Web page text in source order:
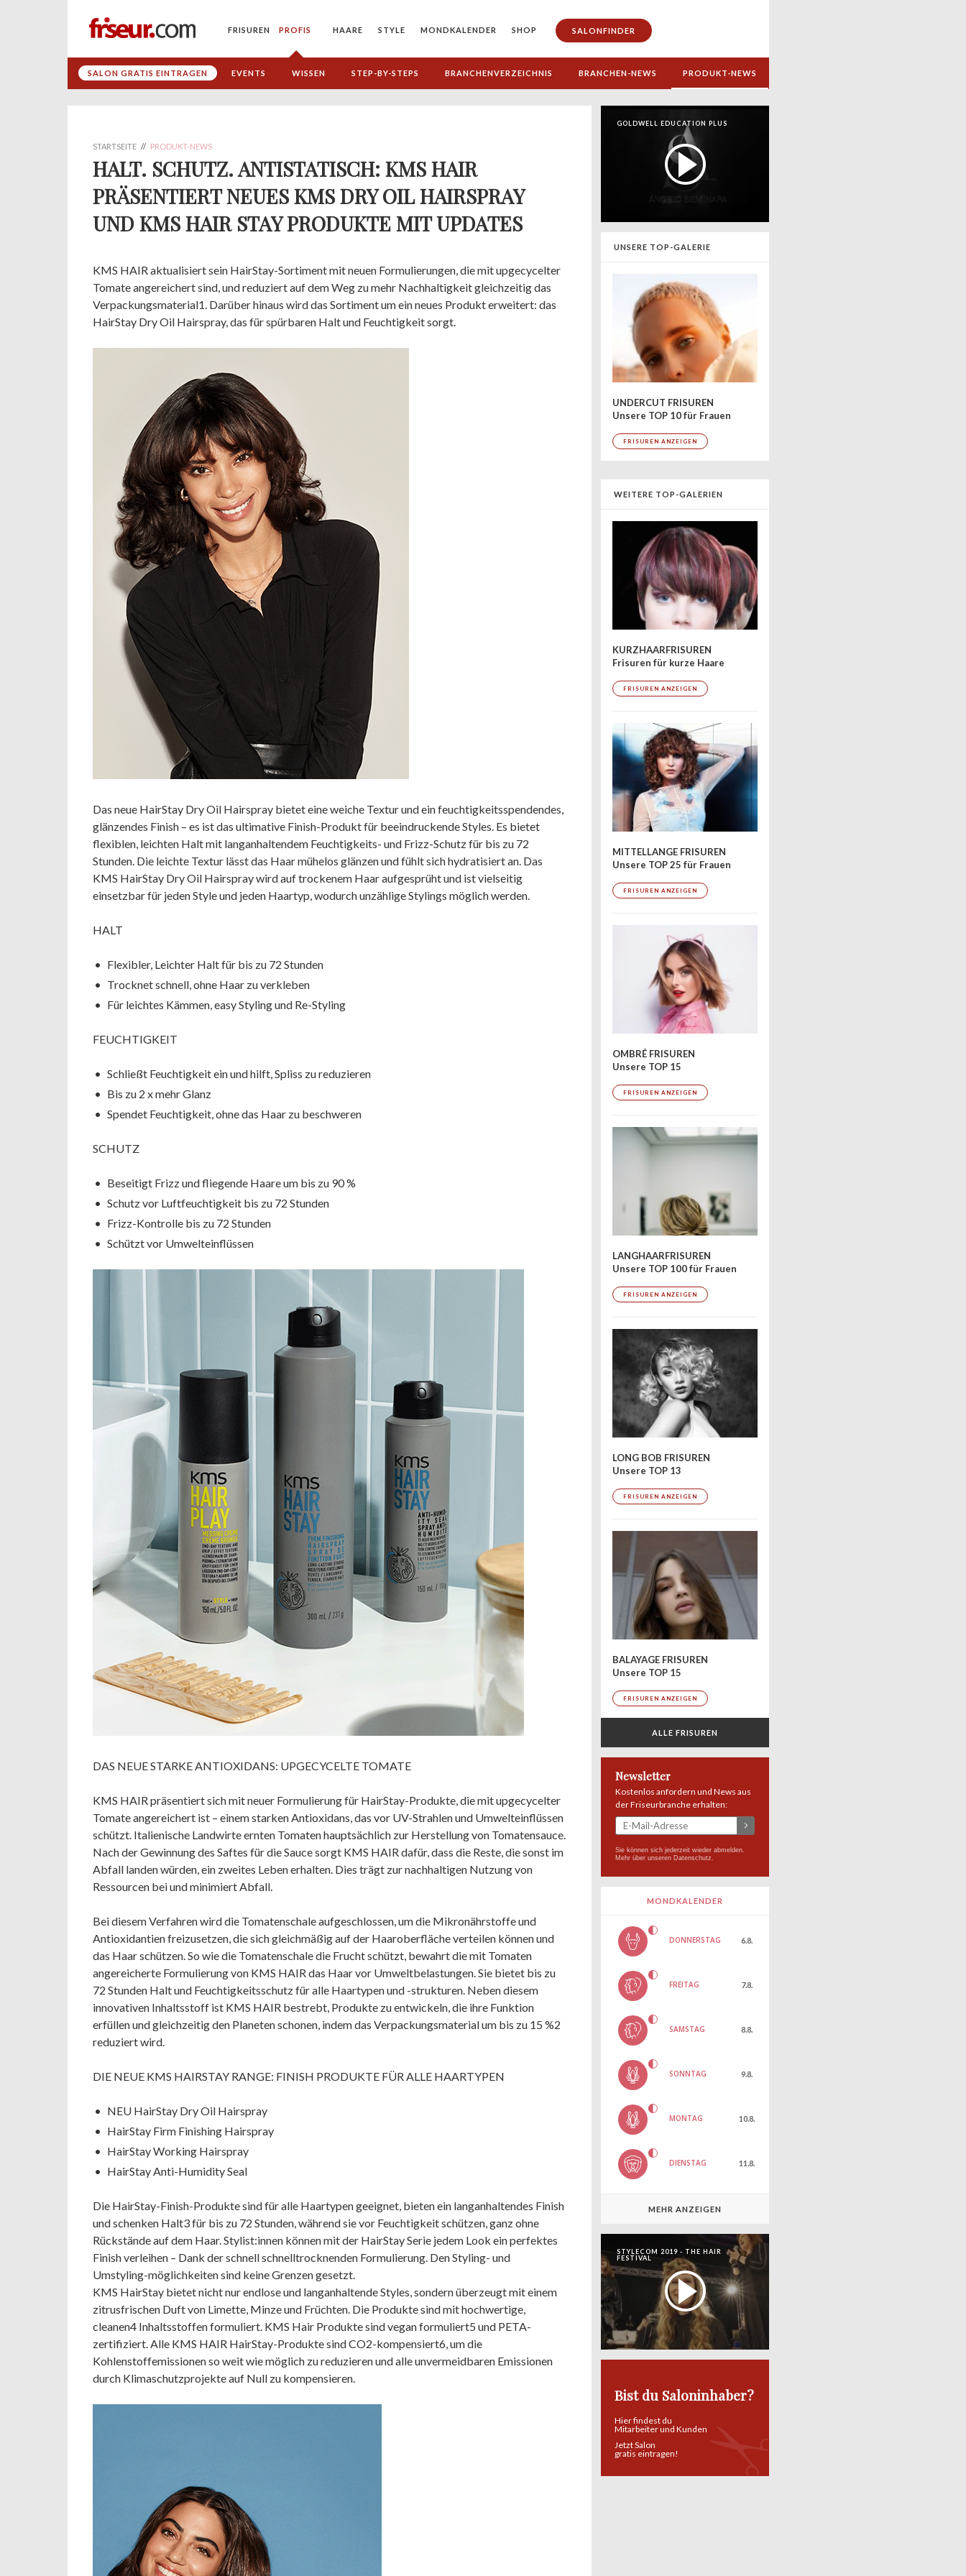
FRISUREN PROFIS HAARE STYLE MONDKALENDER SHOP SALONFINDER
SALON GRATIS EINTRAGEN EVENTS WISSEN STEP-BY-STEPS BRANCHENVERZEICHNIS BRANCHEN-NEWS PRODUKT-NEWS
STARTSEITE // PRODUKT-NEWS
HALT. SCHUTZ. ANTISTATISCH: KMS HAIR
PRÄSENTIERT NEUES KMS DRY OIL HAIRSPRAY
UND KMS HAIR STAY PRODUKTE MIT UPDATES
KMS HAIR aktualisiert sein HairStay-Sortiment mit neuen Formulierungen, die mit upgecycelter
Tomate angereichert sind, und reduziert auf dem Weg zu mehr Nachhaltigkeit gleichzeitig das
Verpackungsmaterial1. Darüber hinaus wird das Sortiment um ein neues Produkt erweitert: das
HairStay Dry Oil Hairspray, das für spürbaren Halt und Feuchtigkeit sorgt.
Das neue HairStay Dry Oil Hairspray bietet eine weiche Textur und ein feuchtigkeitsspendendes,
glänzendes Finish – es ist das ultimative Finish-Produkt für beeindruckende Styles. Es bietet
flexiblen, leichten Halt mit langanhaltendem Feuchtigkeits- und Frizz-Schutz für bis zu 72
Stunden. Die leichte Textur lässt das Haar mühelos glänzen und fühlt sich hydratisiert an. Das
KMS HairStay Dry Oil Hairspray wird auf trockenem Haar aufgesprüht und ist vielseitig
einsetzbar für jeden Style und jeden Haartyp, wodurch unzählige Stylings möglich werden.
HALT
Flexibler, Leichter Halt für bis zu 72 Stunden
Trocknet schnell, ohne Haar zu verkleben
Für leichtes Kämmen, easy Styling und Re-Styling
FEUCHTIGKEIT
Schließt Feuchtigkeit ein und hilft, Spliss zu reduzieren
Bis zu 2 x mehr Glanz
Spendet Feuchtigkeit, ohne das Haar zu beschweren
SCHUTZ
Beseitigt Frizz und fliegende Haare um bis zu 90 %
Schutz vor Luftfeuchtigkeit bis zu 72 Stunden
Frizz-Kontrolle bis zu 72 Stunden
Schützt vor Umwelteinflüssen
DAS NEUE STARKE ANTIOXIDANS: UPGECYCELTE TOMATE
KMS HAIR präsentiert sich mit neuer Formulierung für HairStay-Produkte, die mit upgecycelter
Tomate angereichert ist – einem starken Antioxidans, das vor UV-Strahlen und Umwelteinflüssen
schützt. Italienische Landwirte ernten Tomaten hauptsächlich zur Herstellung von Tomatensauce.
Nach der Gewinnung des Saftes für die Sauce sorgt KMS HAIR dafür, dass die Reste, die sonst im
Abfall landen würden, ein zweites Leben erhalten. Dies trägt zur nachhaltigen Nutzung von
Ressourcen bei und minimiert Abfall.
Bei diesem Verfahren wird die Tomatenschale aufgeschlossen, um die Mikronährstoffe und
Antioxidantien freizusetzen, die sich gleichmäßig auf der Haaroberfläche verteilen können und
das Haar schützen. So wie die Tomatenschale die Frucht schützt, bewahrt die mit Tomaten
angereicherte Formulierung von KMS HAIR das Haar vor Umweltbelastungen. Sie bietet bis zu
72 Stunden Halt und Feuchtigkeitsschutz für alle Haartypen und -strukturen. Neben diesem
innovativen Inhaltsstoff ist KMS HAIR bestrebt, Produkte zu entwickeln, die ihre Funktion
erfüllen und gleichzeitig den Planeten schonen, indem das Verpackungsmaterial um bis zu 15 %2
reduziert wird.
DIE NEUE KMS HAIRSTAY RANGE: FINISH PRODUKTE FÜR ALLE HAARTYPEN
NEU HairStay Dry Oil Hairspray
HairStay Firm Finishing Hairspray
HairStay Working Hairspray
HairStay Anti-Humidity Seal
Die HairStay-Finish-Produkte sind für alle Haartypen geeignet, bieten ein langanhaltendes Finish
und schenken Halt3 für bis zu 72 Stunden, während sie vor Feuchtigkeit schützen, ganz ohne
Rückstände auf dem Haar. Stylist:innen können mit der HairStay Serie jedem Look ein perfektes
Finish verleihen – Dank der schnell schnelltrocknenden Formulierung. Den Styling- und
Umstyling-möglichkeiten sind keine Grenzen gesetzt.
KMS HairStay bietet nicht nur endlose und langanhaltende Styles, sondern überzeugt mit einem
zitrusfrischen Duft von Limette, Minze und Früchten. Die Produkte sind mit hochwertige,
cleanen4 Inhaltsstoffen formuliert. KMS Hair Produkte sind vegan formuliert5 und PETA-
zertifiziert. Alle KMS HAIR HairStay-Produkte sind CO2-kompensiert6, um die
Kohlenstoffemissionen so weit wie möglich zu reduzieren und alle unvermeidbaren Emissionen
durch Klimaschutzprojekte auf Null zu kompensieren.
GOLDWELL EDUCATION PLUS
UNSERE TOP-GALERIE
UNDERCUT FRISUREN
Unsere TOP 10 für Frauen
FRISUREN ANZEIGEN
WEITERE TOP-GALERIEN
KURZHAARFRISUREN
Frisuren für kurze Haare
FRISUREN ANZEIGEN
MITTELLANGE FRISUREN
Unsere TOP 25 für Frauen
FRISUREN ANZEIGEN
OMBRÉ FRISUREN
Unsere TOP 15
FRISUREN ANZEIGEN
LANGHAARFRISUREN
Unsere TOP 100 für Frauen
FRISUREN ANZEIGEN
LONG BOB FRISUREN
Unsere TOP 13
FRISUREN ANZEIGEN
BALAYAGE FRISUREN
Unsere TOP 15
FRISUREN ANZEIGEN
ALLE FRISUREN
Newsletter
Kostenlos anfordern und News aus
der Friseurbranche erhalten:
Sie können sich jederzeit wieder abmelden.
Mehr über unseren Datenschutz.
MONDKALENDER
DONNERSTAG 6.8.
FREITAG 7.8.
SAMSTAG 8.8.
SONNTAG 9.8.
MONTAG 10.8.
DIENSTAG 11.8.
MEHR ANZEIGEN
STYLECOM 2019 - THE HAIR
FESTIVAL
Bist du Saloninhaber?
Hier findest du
Mitarbeiter und Kunden
Jetzt Salon
gratis eintragen!